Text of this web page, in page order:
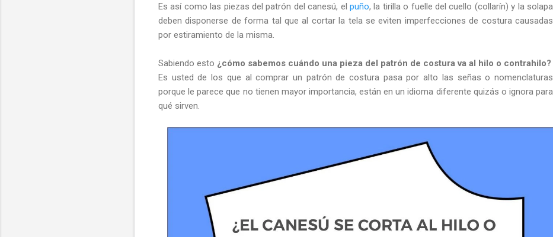
Es así como las piezas del patrón del canesú, el puño, la tirilla o fuelle del cuello (collarín) y la solapa
deben disponerse de forma tal que al cortar la tela se eviten imperfecciones de costura causadas
por estiramiento de la misma.
Sabiendo esto ¿cómo sabemos cuándo una pieza del patrón de costura va al hilo o contrahilo?
Es usted de los que al comprar un patrón de costura pasa por alto las señas o nomenclaturas
porque le parece que no tienen mayor importancia, están en un idioma diferente quizás o ignora para
qué sirven.